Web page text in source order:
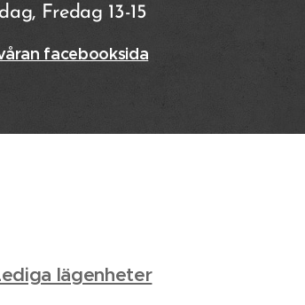
Fredag 13-15
facebooksida
lägenheter